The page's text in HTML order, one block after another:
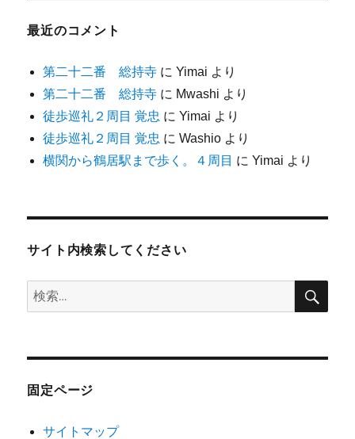
最近のコメント
第二十二番 総持寺 にYimai より
第二十二番 総持寺 に Mwashi より
徒歩巡礼２周目 覚忠 にYimai より
徒歩巡礼２周目 覚忠 にWashio より
横関から鶴居駅まで歩く。４周目 にYimai より
サイト内検索してください
検
索:
検
固定ページ
サイトマップ